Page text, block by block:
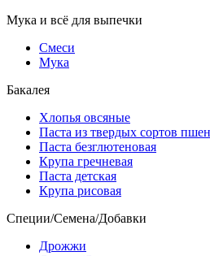
Мука и всё для выпечки
Смеси
Мука
Бакалея
Хлопья овсяные
Паста из твердых сортов
Паста безглютеновая
Крупа гречневая
Паста детская
Крупа рисовая
Специи/Семена/Добавки
Дрожжи